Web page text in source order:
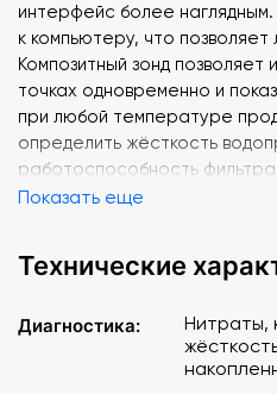
интерфейс более
к компьютеру, что позволяет
Композитный зонд позволяет
точках одновременно и
при любой температуре
определить жёсткость
работоспособность
скважины.
радиационный фон
измеряет радиацию и
В прибор встроены датчики
полей в доме, жилой зоне и
Показать еще
Технические
Диагностика:
Нитраты,